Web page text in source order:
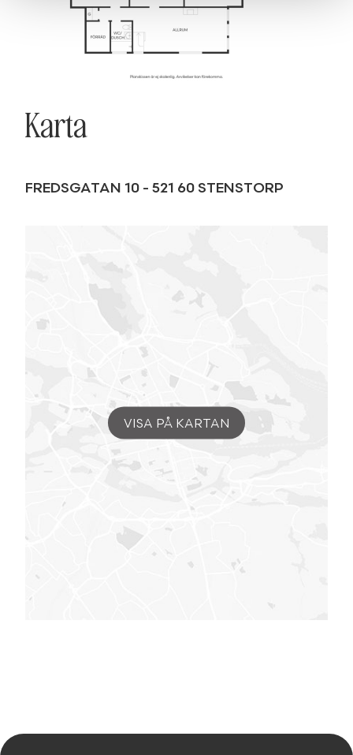
Karta
FREDSGATAN 10 - 521 60 STENSTORP
VISA PÅ KARTAN